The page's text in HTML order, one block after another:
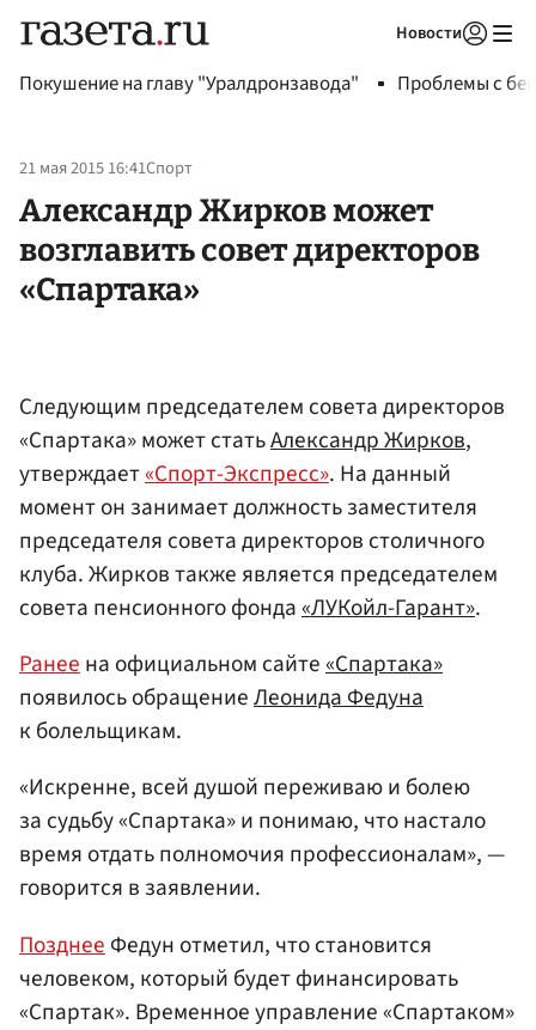
Новости
Покушение на главу "Уралдронзавода" Проблемы с
21 мая 2015 16:41Спорт
Александр Жирков может
возглавить совет директоров
«Спартака»
Следующим председателем совета директоров
«Спартака» может статьАлександр Жирков,
утверждает«Спорт-Экспресс». На данный
момент он занимает должность заместителя
председателя совета директоров столичного
клуба. Жирков также является председателем
совета пенсионного фонда«ЛУКойл-Гарант».
Ранеена официальном сайте«Спартака»
появилось обращениеЛеонида Федуна
к болельщикам.
«Искренне, всей душой переживаю и болею
за судьбу «Спартака» и понимаю, что настало
время отдать полномочия профессионалам», —
говорится в заявлении.
Позднее Федун отметил, что становится
человеком, который будет финансировать
«Спартак». Временное управление «Спартаком»